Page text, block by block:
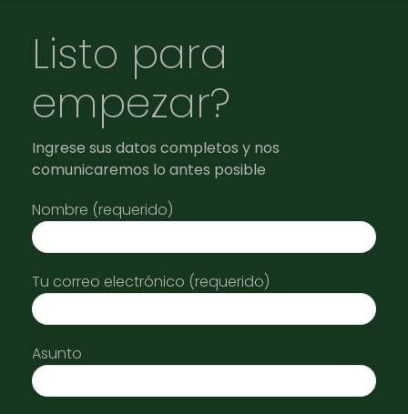
Listo para
empezar?
Ingrese sus datos completos y nos
comunicaremos lo antes posible
Nombre (requerido)
Tu correo electrónico (requerido)
Asunto